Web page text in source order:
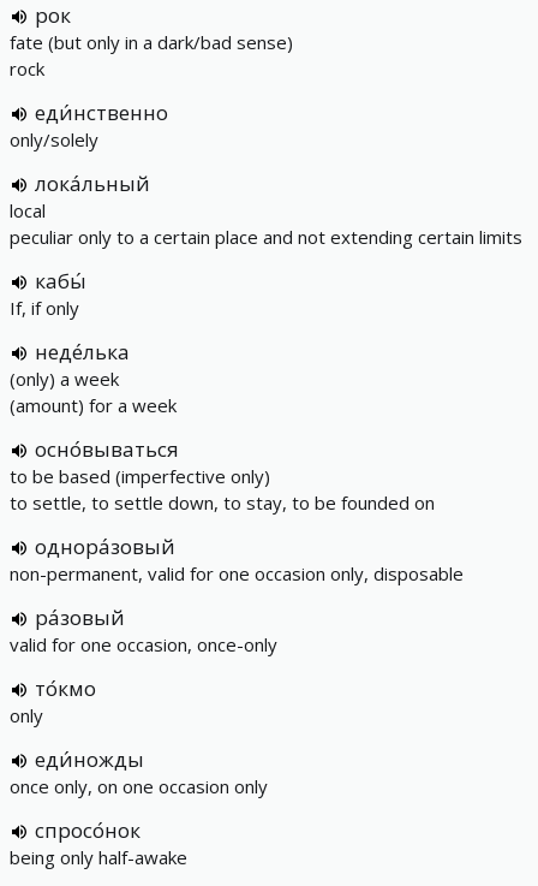
рок
fate (but only in a dark/bad sense)
rock
еди́нственно
only/solely
лока́льный
local
peculiar only to a certain place and not extending certain limits
кабы́
If, if only
неде́лька
(only) a week
(amount) for a week
осно́вываться
to be based (imperfective only)
to settle, to settle down, to stay, to be founded on
однора́зовый
non-permanent, valid for one occasion only, disposable
ра́зовый
valid for one occasion, once-only
то́кмо
only
еди́ножды
once only, on one occasion only
спросо́нок
being only half-awake